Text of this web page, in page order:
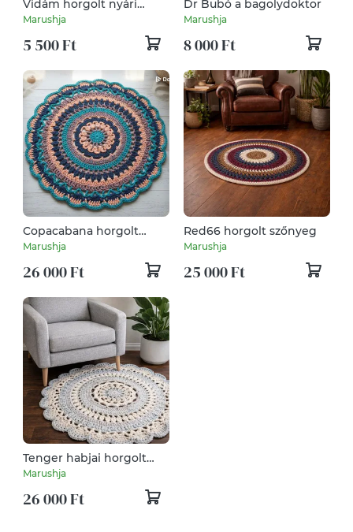
Vidám horgolt nyári
kézitáska, koktéltáska
Marushja
5 500 Ft
Dr Bubó a bagolydoktor
Marushja
8 000 Ft
Copacabana horgolt
mandala szőnyeg
Marushja
26 000 Ft
Red66 horgolt szőnyeg
Marushja
25 000 Ft
Tenger habjai horgolt
mandala szőnyeg
Marushja
26 000 Ft